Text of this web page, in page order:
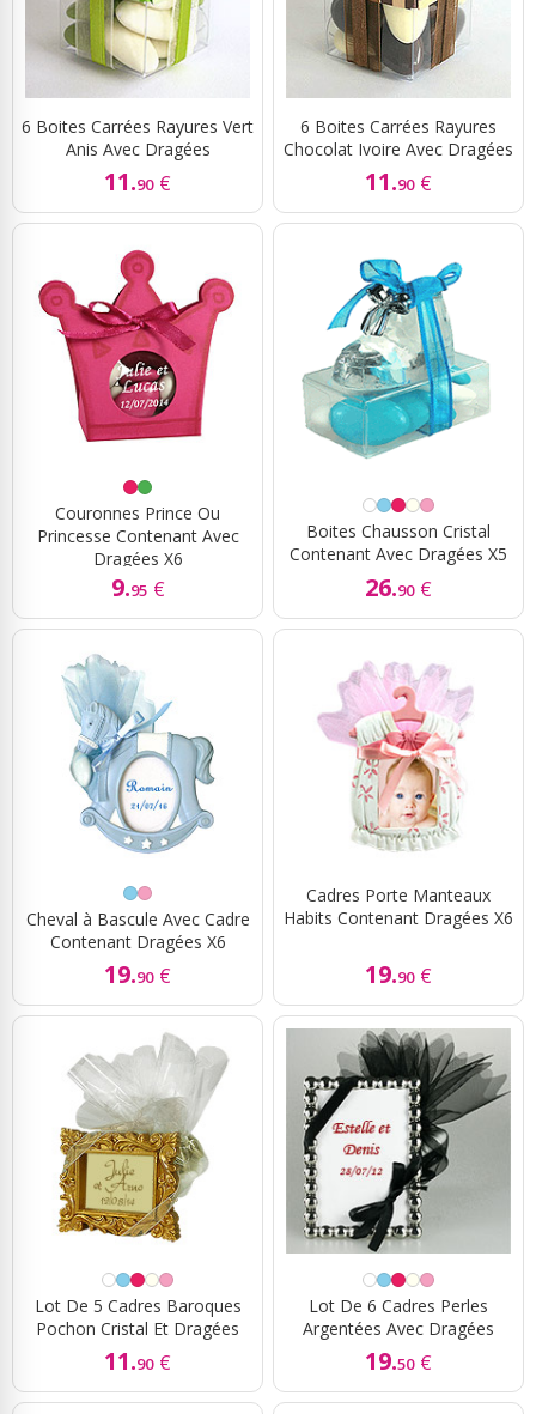
6 Boites Carrées Rayures Vert
Anis Avec Dragées
11.90 €
6 Boites Carrées Rayures
Chocolat Ivoire Avec Dragées
11.90 €
Couronnes Prince Ou
Princesse Contenant Avec
Dragées X6
9.95 €
Boites Chausson Cristal
Contenant Avec Dragées X5
26.90 €
Cheval à Bascule Avec Cadre
Contenant Dragées X6
19.90 €
Cadres Porte Manteaux
Habits Contenant Dragées X6
19.90 €
Lot De 5 Cadres Baroques
Pochon Cristal Et Dragées
11.90 €
Lot De 6 Cadres Perles
Argentées Avec Dragées
19.50 €